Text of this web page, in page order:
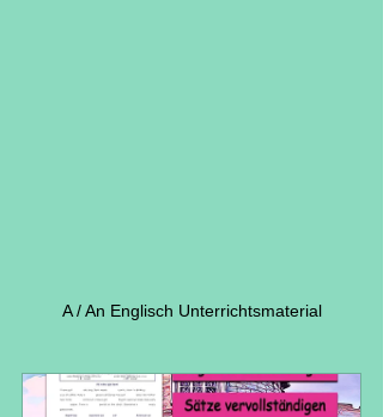
A / An Englisch Unterrichtsmaterial